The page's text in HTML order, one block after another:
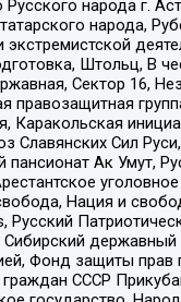
народа г.
народа,
Штольц, В
Сектор 16,
правозащитная
Каракольская
Славянских Сил
пансионат Ак Умут,
Нация и
Фонд защиты
СССР